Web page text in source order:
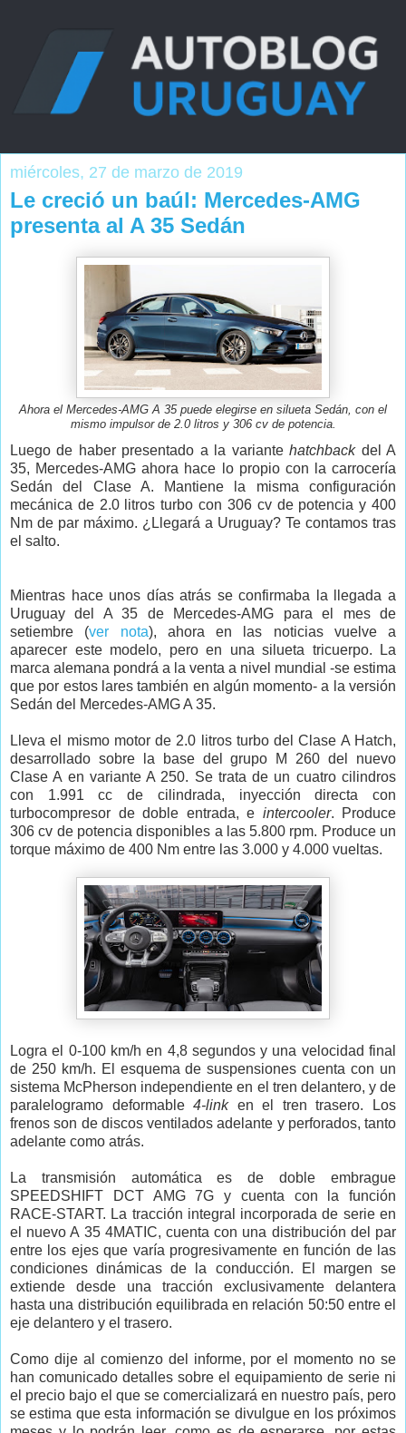
miércoles, 27 de marzo de 2019
Le creció un baúl: Mercedes-AMG
presenta al A 35 Sedán
Ahora el Mercedes-AMG A 35 puede elegirse en silueta Sedán, con el
mismo impulsor de 2.0 litros y 306 cv de potencia.
Luego de haber presentado a la variantehatchbackdel A
35, Mercedes-AMG ahora hace lo propio con la carrocería
Sedán del Clase A. Mantiene la misma configuración
mecánica de 2.0 litros turbo con 306 cv de potencia y 400
Nm de par máximo. ¿Llegará a Uruguay? Te contamos tras
el salto.
Mientras hace unos días atrás se confirmaba la llegada a
Uruguay del A 35 de Mercedes-AMG para el mes de
setiembre (ver nota), ahora en las noticias vuelve a
aparecer este modelo, pero en una silueta tricuerpo. La
marca alemana pondrá a la venta a nivel mundial -se estima
que por estos lares también en algún momento- a la versión
Sedán del Mercedes-AMG A 35.
Lleva el mismo motor de 2.0 litros turbo del Clase A Hatch,
desarrollado sobre la base del grupo M 260 del nuevo
Clase A en variante A 250. Se trata de un cuatro cilindros
con 1.991 cc de cilindrada, inyección directa con
turbocompresor de doble entrada, e intercooler. Produce
306 cv de potencia disponibles a las 5.800 rpm. Produce un
torque máximo de 400 Nm entre las 3.000 y 4.000 vueltas.
Logra el 0-100 km/h en 4,8 segundos y una velocidad final
de 250 km/h. El esquema de suspensiones cuenta con un
sistema McPherson independiente en el tren delantero, y de
paralelogramo deformable4-link en el tren trasero. Los
frenos son de discos ventilados adelante y perforados, tanto
adelante como atrás.
La transmisión automática es de doble embrague
SPEEDSHIFT DCT AMG 7G y cuenta con la función
RACE-START. La tracción integral incorporada de serie en
el nuevo A 35 4MATIC, cuenta con una distribución del par
entre los ejes que varía progresivamente en función de las
condiciones dinámicas de la conducción. El margen se
extiende desde una tracción exclusivamente delantera
hasta una distribución equilibrada en relación 50:50 entre el
eje delantero y el trasero.
Como dije al comienzo del informe, por el momento no se
han comunicado detalles sobre el equipamiento de serie ni
el precio bajo el que se comercializará en nuestro país, pero
se estima que esta información se divulgue en los próximos